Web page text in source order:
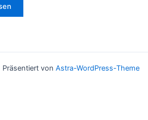
von Astra-WordPress-Theme